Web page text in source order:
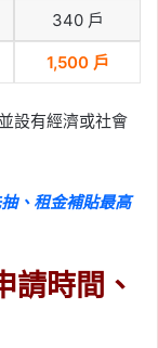
340 戶
1,500 戶
並設有經濟或社會
、租金補貼最高
請時間、